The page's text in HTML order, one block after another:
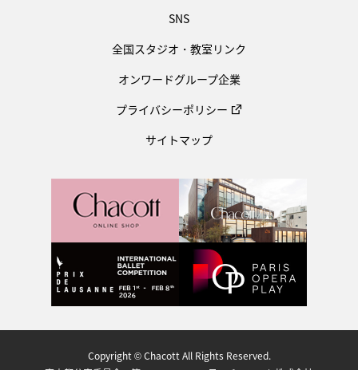
SNS
全国スタジオ・教室リンク
オンワードグループ企業
プライバシーポリシー
サイトマップ
Copyright © Chacott All Rights Reserved.